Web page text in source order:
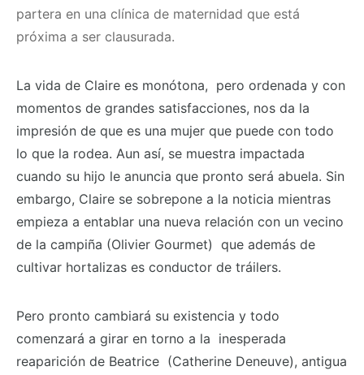
partera en una clínica de maternidad que está
próxima a ser clausurada.
La vida de Claire es monótona, pero ordenada y con
momentos de grandes satisfacciones, nos da la
impresión de que es una mujer que puede con todo
lo que la rodea. Aun así, se muestra impactada
cuando su hijo le anuncia que pronto será abuela. Sin
embargo, Claire se sobrepone a la noticia mientras
empieza a entablar una nueva relación con un vecino
de la campiña (Olivier Gourmet) que además de
cultivar hortalizas es conductor de tráilers.
Pero pronto cambiará su existencia y todo
comenzará a girar en torno a la inesperada
reaparición de Beatrice (Catherine Deneuve), antigua